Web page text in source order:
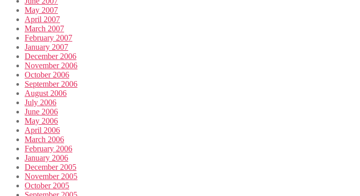
May 2007
April 2007
March 2007
February 2007
January 2007
December 2006
November 2006
October 2006
September 2006
August 2006
July 2006
June 2006
May 2006
April 2006
March 2006
February 2006
January 2006
December 2005
November 2005
October 2005